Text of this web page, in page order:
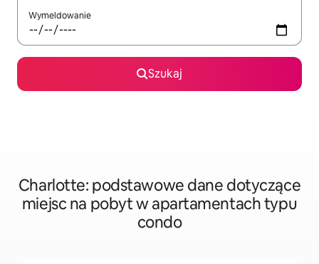
Wymeldowanie
Szukaj
Charlotte: podstawowe dane dotyczące
miejsc na pobyt w apartamentach typu
condo